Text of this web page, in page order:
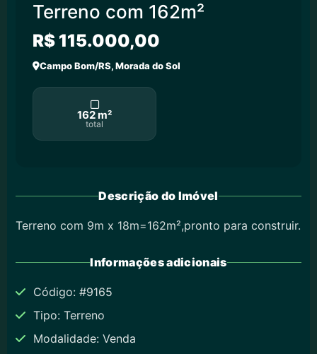
Terreno com 162m²
R$ 115.000,00
Campo Bom/RS, Morada do Sol
162 m²
total
Descrição do Imóvel
Terreno com 9m x 18m=162m²,pronto para construir.
Informações adicionais
Código: #9165
Tipo: Terreno
Modalidade: Venda